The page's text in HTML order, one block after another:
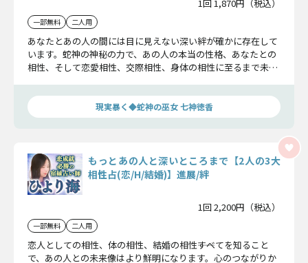
1回 1,870円（税込）
一部無料 二人用
あなたとあの人の間には目に見えない深い絆が確かに存在して
います。蛇神の神秘の力で、あの人の本当の性格、あなたとの
相性、そして恋愛相性、交際相性、身体の相性に至るまで未来
現実暴く◆蛇神の巫女 七神徳香
もっとあの人と深いところまで【2人の3大
相性占(恋/H/結婚)】進展/絆
1回 2,200円（税込）
一部無料 二人用
恋人としての相性、体の相性、結婚の相性――すべてを知ること
で、あの人との未来像はより鮮明になります。心のつながりか